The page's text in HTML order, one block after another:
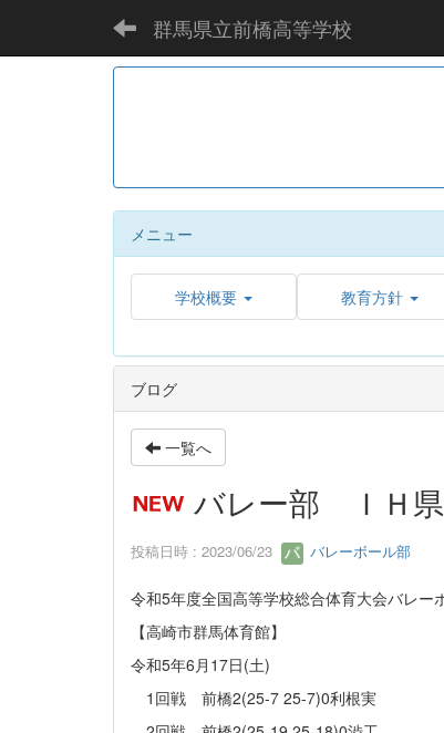
群馬県立前橋高等学校
メニュー
学校概要 教育方針
ブログ
一覧へ
バレー部 ＩＨ
投稿日時 : 2023/06/23 バレーボール部
令和5年度全国高等学校総合体育大会バレー
【高崎市群馬体育館】
令和5年6月17日(土)
1回戦 前橋2(25-7 25-7)0利根実